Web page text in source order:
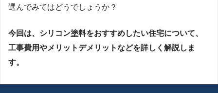
選んでみてはどうでしょうか？
今回は、シリコン塗料をおすすめしたい住宅について、
工事費用やメリットデメリットなどを詳しく解説しま
す。